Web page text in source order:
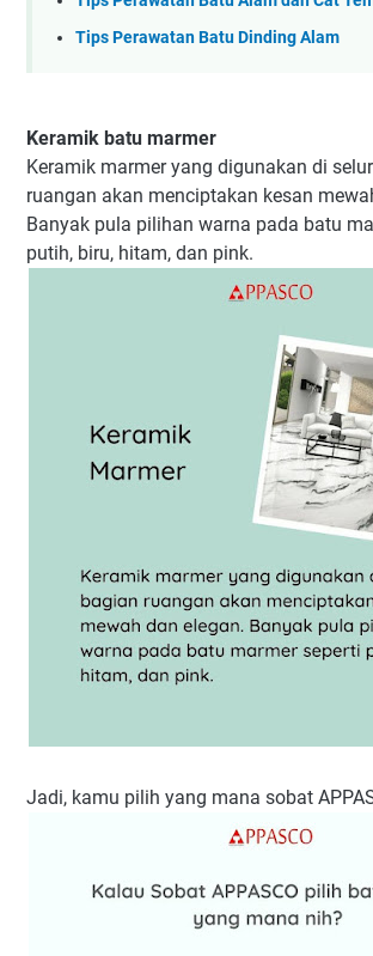
Tips Perawatan Batu Dinding Alam
Keramik batu marmer
Keramik marmer yang digunakan di
ruangan akan menciptakan kesan
Banyak pula pilihan warna pada batu
putih, biru, hitam, dan pink.
Jadi, kamu pilih yang mana sobat